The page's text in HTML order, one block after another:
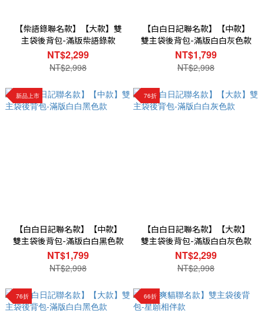
【柴語錄聯名款】【大款】雙
主袋後背包-滿版柴語錄款
NT$2,299
NT$2,998
【白白日記聯名款】【中款】
雙主袋後背包-滿版白白灰色款
NT$1,799
NT$2,998
新品上市
【白白日記聯名款】【中款】
雙主袋後背包-滿版白白黑色款
NT$1,799
NT$2,998
76折
【白白日記聯名款】【大款】
雙主袋後背包-滿版白白灰色款
NT$2,299
NT$2,998
76折 66折